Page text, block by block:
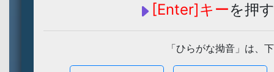
[Enter]キーを押
「ひらがな拗音」は、